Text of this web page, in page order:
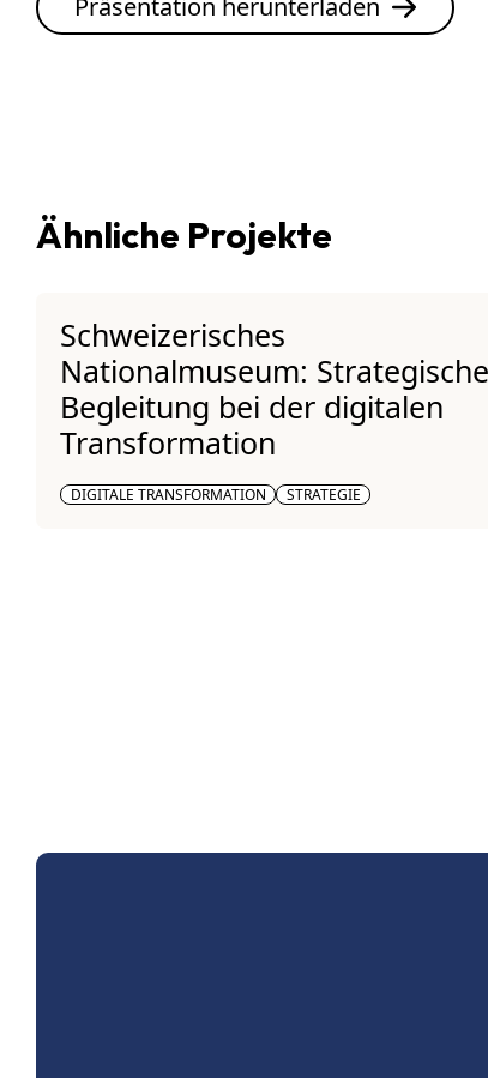
Präsentation herunterladen
Ähnliche Projekte
Schweizerisches
Nationalmuseum: Strategische
Begleitung bei der digitalen
Transformation
DIGITALE TRANSFORMATION STRATEGIE